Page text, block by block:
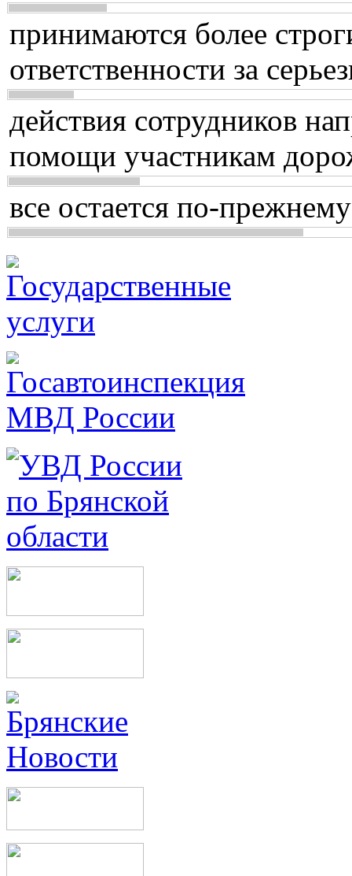
принимаются более
ответственности за
действия сотрудников
помощи участникам
все остается по-